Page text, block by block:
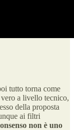
tutto torna come
a livello tecnico,
della proposta
ai filtri
non è uno